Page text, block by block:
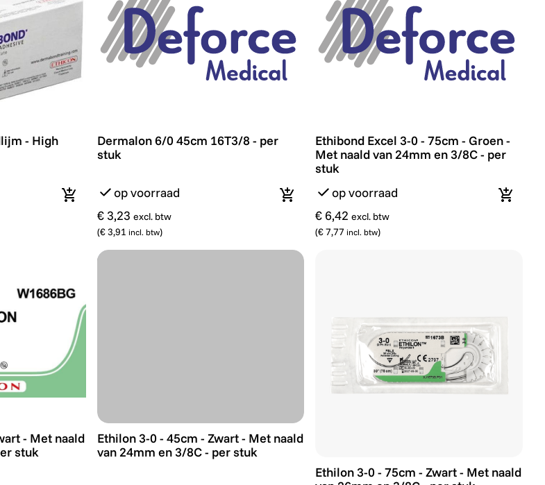
- High viscosity - 12 stuks
- High
In winkelmandje
Dermalon 6/0 45cm 16T3/8 - per stuk
Dermalon 6/0 45cm 16T3/8 - per
stuk
op voorraad
€ 3,23 excl. btw
(€ 3,91 incl. btw)
In winkelmandje
Ethibond Excel 3-0 - 75cm - Groen - Met
Ethibond Excel 3-0 - 75cm - Groen -
Met naald van 24mm en 3/8C - per
stuk
op voorraad
€ 6,42 excl. btw
(€ 7,77 incl. btw)
In
- Met naald van 26mm en 3/8C - per stuk
- Met naald
stuk
Ethilon 3-0 - 45cm - Zwart - Met naald van 24mm en 3/8C - per stuk
Ethilon 3-0 - 45cm - Zwart - Met naald
van 24mm en 3/8C - per stuk
Ethilon 3-0 - 75cm - Zwart - Met naald
Ethilon 3-0 - 75cm - Zwart - Met naald